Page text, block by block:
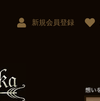
新規会員登録